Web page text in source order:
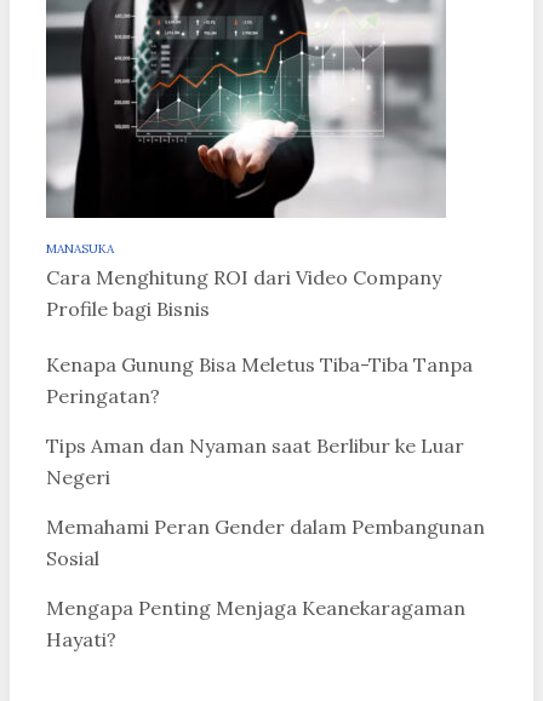
MANASUKA
Cara Menghitung ROI dari Video Company
Profile bagi Bisnis
Kenapa Gunung Bisa Meletus Tiba-Tiba Tanpa
Peringatan?
Tips Aman dan Nyaman saat Berlibur ke Luar
Negeri
Memahami Peran Gender dalam Pembangunan
Sosial
Mengapa Penting Menjaga Keanekaragaman
Hayati?